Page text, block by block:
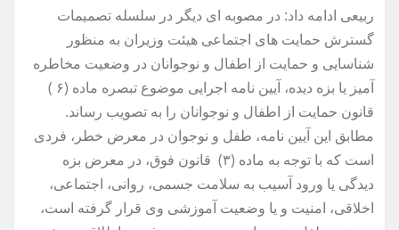
ربیعی ادامه داد: در مصوبه ای دیگر در سلسله تصمیمات
گسترش حمایت های اجتماعی هیئت وزیران به منظور
شناسایی و حمایت از اطفال و نوجوانان در وضعیت مخاطره
آمیز یا بزه دیده، آیین نامه اجرایی موضوع تبصره ماده (۶ )
قانون حمایت از اطفال و نوجوانان را به تصویب رساند.
مطابق این آیین نامه، طفل و نوجوان در معرض خطر، فردی
است که با توجه به ماده (۳) قانون فوق، در معرض بزه
دیدگی یا ورود آسیب به سلامت جسمی، روانی، اجتماعی،
اخلاقی، امنیت و یا وضعیت آموزشی وی قرار گرفته است،